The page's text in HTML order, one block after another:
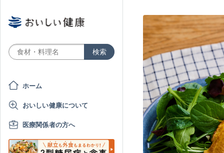
ホーム
おいしい健康について
医療関係者の方へ